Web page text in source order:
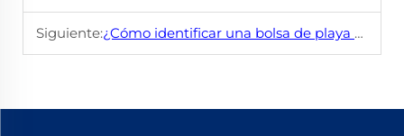
Siguiente:¿Cómo identificar una bolsa de playa de alta calidad?